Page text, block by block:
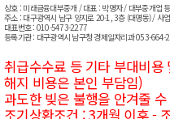
상호 : 미래금융대부중개 / 대표 : 박명자 / 대부중개업
주소 : 대구광역시 남구 양지로 20-1, 3층 (대명동) / 사
대표번호 : 010-5473-2277
등록기관 : 대구광역시 남구청 경제일자리과 053-664-
취급수수료 등 기타 부대비
해지 비용은 본인 부담임)
과도한 빚은 불행을 안겨줄
조기상환조건 : 3개월 이후 -